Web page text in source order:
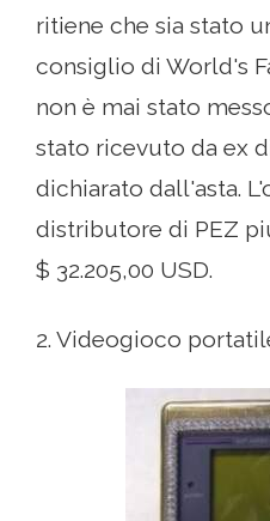
ritiene che sia stato
consiglio di World's
non è mai stato
stato ricevuto da ex
dichiarato dall'asta.
distributore di PEZ
$ 32.205,00 USD.
2. Videogioco